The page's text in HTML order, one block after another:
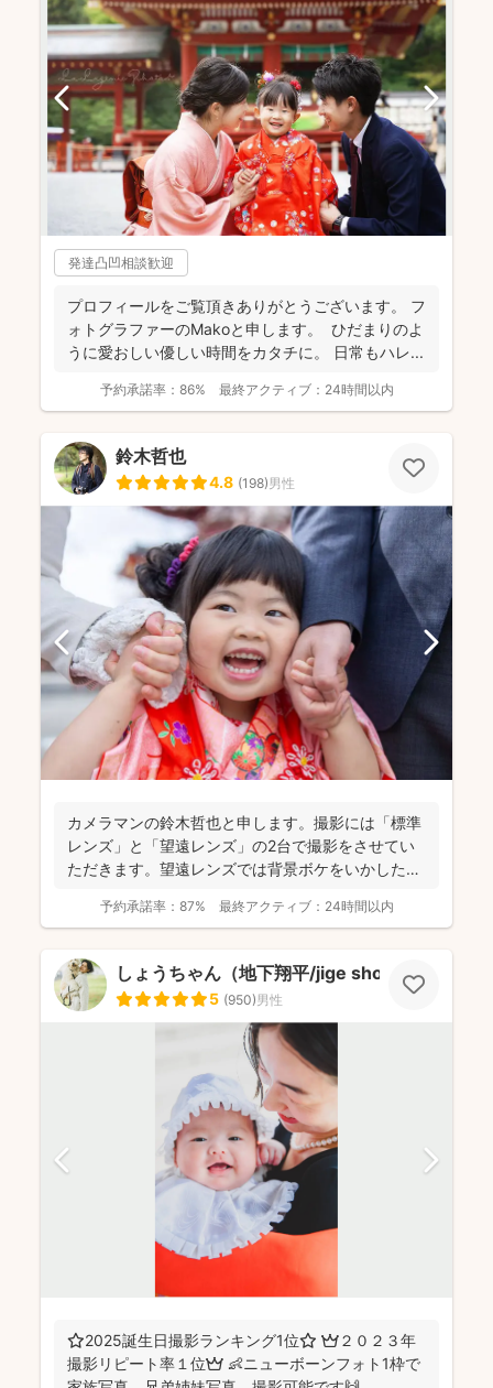
発達凸凹相談歓迎
プロフィールをご覧頂きありがとうございます。 フ
ォトグラファーのMakoと申します。 ひだまりのよ
うに愛おしい優しい時間をカタチに。 日常もハレ...
予約承諾率： 86% 最終アクティブ： 24時間以内
鈴木哲也
4.8 (198)男性
カメラマンの鈴木哲也と申します。撮影には「標準
レンズ」と「望遠レンズ」の2台で撮影をさせてい
ただきます。望遠レンズでは背景ボケをいかしたお
予約承諾率： 87% 最終アクティブ： 24時間以内
しょうちゃん（地下翔平/jige shohe）
5 (950)男性
⭐️2025誕生日撮影ランキング1位⭐️ 👑２０２３年
撮影リピート率１位👑 👶ニューボーンフォト1枠で